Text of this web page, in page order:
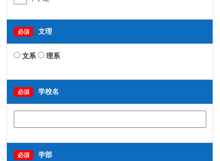
必須 文理
文系 理系
必須 学校名
必須 学部